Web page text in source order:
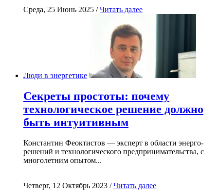
Среда, 25 Июнь 2025 /Читать далее
Люди в энергетике
Секреты простоты: почему
технологическое решение должно
быть интуитивным
Константин Феоктистов — эксперт в области энерго-
решений и технологического предпринимательства, с
многолетним опытом...
Четверг, 12 Октябрь 2023 /Читать далее